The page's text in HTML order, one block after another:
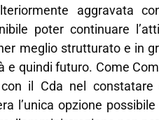
aggravata
poter continuare
meglio strutturato e in
e quindi futuro. Come
il Cda nel constatare
l’unica opzione possibile